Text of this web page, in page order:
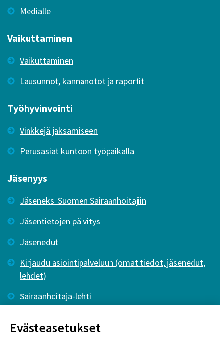
Medialle
Vaikuttaminen
Vaikuttaminen
Lausunnot, kannanotot ja raportit
Työhyvinvointi
Vinkkejä jaksamiseen
Perusasiat kuntoon työpaikalla
Jäsenyys
Jäseneksi Suomen Sairaanhoitajiin
Jäsentietojen päivitys
Jäsenedut
Kirjaudu asiointipalveluun (omat tiedot, jäsenedut,
lehdet)
Sairaanhoitaja-lehti
Evästeasetukset